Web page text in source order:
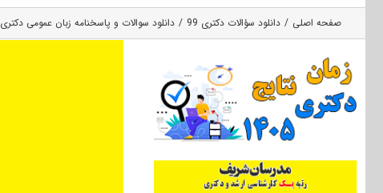
صفحه اصلی دانلود سؤالات دکتری 99 دانلود سوالات و پاسخنامه زبان عمومی دکتری 99 گروه علوم انسانی